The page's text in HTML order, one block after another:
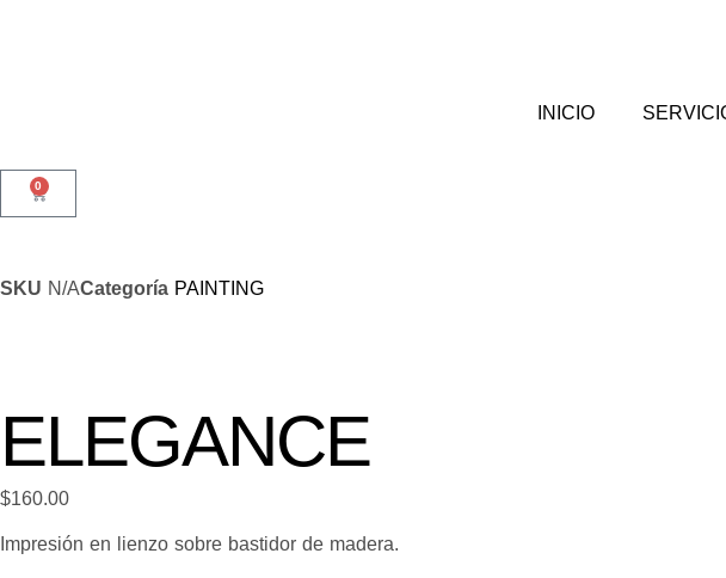
INICIO
0
SKU N/ACategoría PAINTING
ELEGANCE
$160.00
Impresión en lienzo sobre bastidor de madera.